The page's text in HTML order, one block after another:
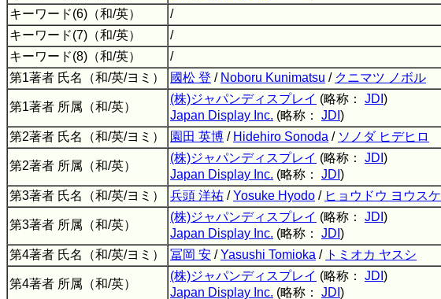
キーワード(6)（和/英）
/
キーワード(7)（和/英）
/
キーワード(8)（和/英）
/
第1著者 氏名（和/英/ヨミ）
國松 登 / Noboru Kunimatsu / クニマツ ノボル
第1著者 所属（和/英）
(株)ジャパンディスプレイ (略称： JDI )
Japan Display Inc. (略称： JDI )
第2著者 氏名（和/英/ヨミ）
園田 英博 / Hidehiro Sonoda / ソノダ ヒデヒロ
第2著者 所属（和/英）
(株)ジャパンディスプレイ (略称： JDI )
Japan Display Inc. (略称： JDI )
第3著者 氏名（和/英/ヨミ）
兵頭 洋祐 /Yosuke Hyodo / ヒョウドウ ヨウスケ
第3著者 所属（和/英）
(株)ジャパンディスプレイ (略称： JDI )
Japan Display Inc. (略称： JDI )
第4著者 氏名（和/英/ヨミ）
冨岡 安 /Yasushi Tomioka / トミオカ ヤスシ
第4著者 所属（和/英）
(株)ジャパンディスプレイ (略称： JDI )
Japan Display Inc. (略称： JDI )